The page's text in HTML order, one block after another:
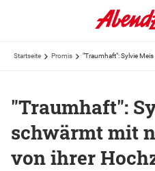
Startseite Promis
"Traumhaft":
schwärmt mit
von ihrer